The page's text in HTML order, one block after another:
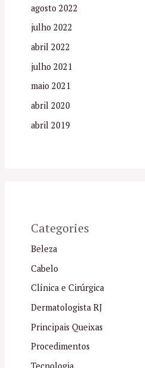
agosto 2022
julho 2022
abril 2022
julho 2021
maio 2021
abril 2020
abril 2019
Categories
Beleza
Cabelo
Clínica e Cirúrgica
Dermatologista RJ
Principais Queixas
Procedimentos